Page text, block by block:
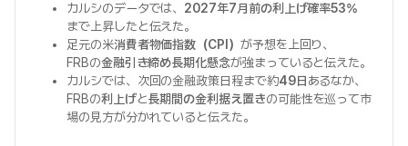
カルシのデータでは、 2027年7月前の利上げ確率53%
まで上昇したと伝えた。
足元の米消費者物価指数（CPI） が予想を上回り、
FRBの金融引き締め長期化懸念が強まっていると伝えた。
カルシでは、次回の金融政策日程まで約49日あるなか、
FRBの利上げと長期間の金利据え置きの可能性を巡って市
場の見方が分かれていると伝えた。